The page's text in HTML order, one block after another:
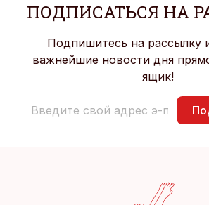
ПОДПИСАТЬСЯ НА
Подпишитесь на рассылку
важнейшие новости дня
ящик!